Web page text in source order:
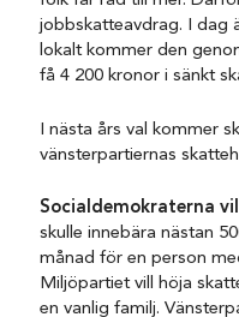
jobbskatteavdrag. I dag
lokalt kommer den
få 4 200 kronor i sänkt
I nästa års val kommer
vänsterpartiernas
Socialdemokraterna
skulle innebära nästan
månad för en person
Miljöpartiet vill höja
en vanlig familj.